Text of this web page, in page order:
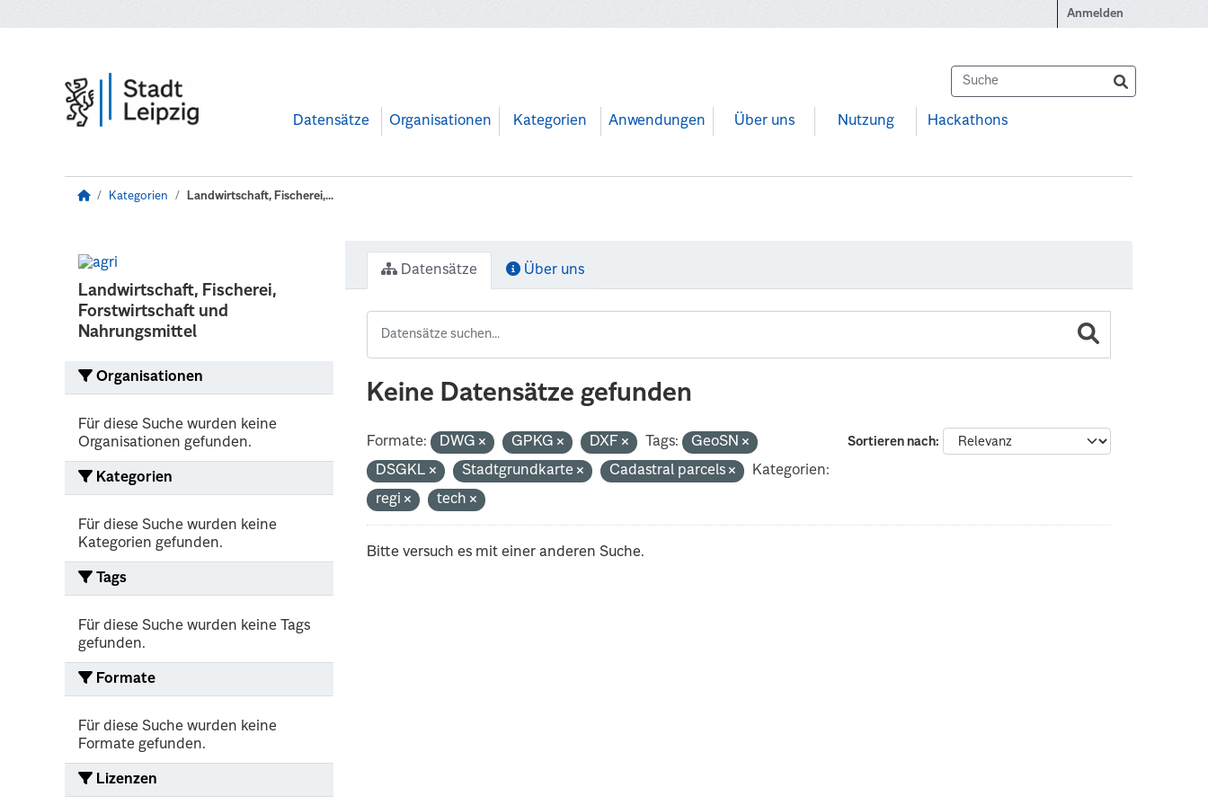
Anmelden
Datensätze Organisationen Kategorien Anwendungen Über uns Nutzung Hackathons
Kategorien Landwirtschaft, Fischerei,...
Landwirtschaft, Fischerei,
Forstwirtschaft und
Nahrungsmittel
Organisationen
Für diese Suche wurden keine
Organisationen gefunden.
Kategorien
Für diese Suche wurden keine
Kategorien gefunden.
Tags
Für diese Suche wurden keine Tags
gefunden.
Formate
Für diese Suche wurden keine
Formate gefunden.
Lizenzen
Datensätze Über uns
Keine Datensätze gefunden
Sortieren nach
Formate: DWG GPKG DXF Tags:
GeoSN
DSGKL
Stadtgrundkarte Cadastral parcels
Kategorien:
regi
tech
Bitte versuch es mit einer anderen Suche.